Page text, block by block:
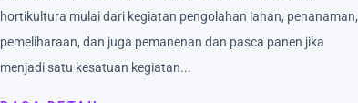
hortikultura mulai dari kegiatan pengolahan lahan, penanaman,
pemeliharaan, dan juga pemanenan dan pasca panen jika
menjadi satu kesatuan kegiatan...